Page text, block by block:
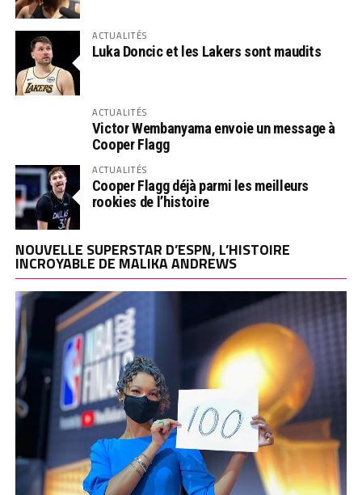
ACTUALITÉS
Luka Doncic et les Lakers sont maudits
ACTUALITÉS
Victor Wembanyama envoie un message à
Cooper Flagg
ACTUALITÉS
Cooper Flagg déjà parmi les meilleurs
rookies de l’histoire
NOUVELLE SUPERSTAR D’ESPN, L’HISTOIRE
INCROYABLE DE MALIKA ANDREWS